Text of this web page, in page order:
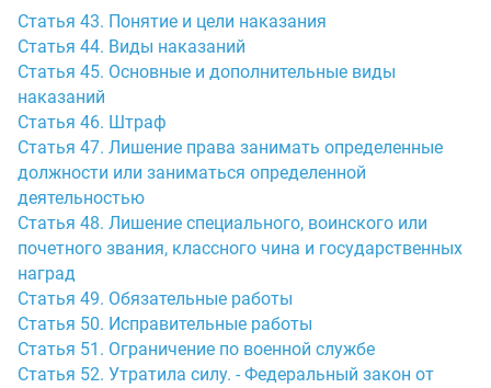
Статья 43. Понятие и цели наказания
Статья 44. Виды наказаний
Статья 45. Основные и дополнительные виды
наказаний
Статья 46. Штраф
Статья 47. Лишение права занимать определенные
должности или заниматься определенной
деятельностью
Статья 48. Лишение специального, воинского или
почетного звания, классного чина и государственных
наград
Статья 49. Обязательные работы
Статья 50. Исправительные работы
Статья 51. Ограничение по военной службе
Статья 52. Утратила силу. - Федеральный закон от